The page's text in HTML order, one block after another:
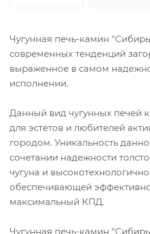
Чугунная печь-камин
современных тенденций
выраженное в самом
исполнении.
Данный вид чугунных печей
для эстетов и любителей
городом. Уникальность
сочетании надежности
чугуна и
обеспечивающей
максимальный КПД.
Чугунная печь-камин